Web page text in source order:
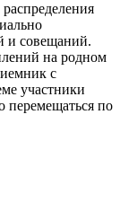
и совещаний.
на родном
с
участники
перемещаться по